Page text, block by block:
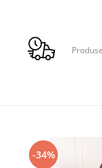
-34%